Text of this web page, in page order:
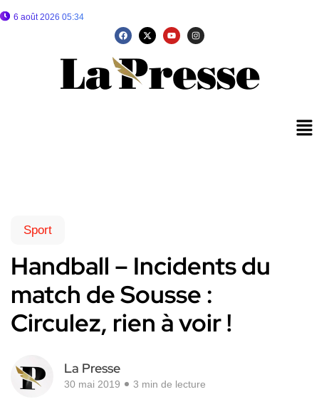
6 août 2026 05:34
Sport
Handball – Incidents du
match de Sousse :
Circulez, rien à voir !
La Presse
30 mai 2019 3 min de lecture